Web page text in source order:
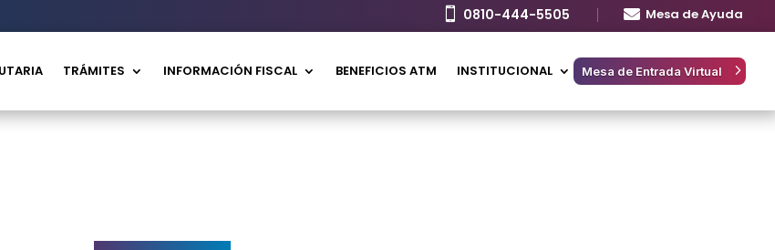
 0810-444-5505  Mesa de Ayuda
TRÁMITES INFORMACIÓN FISCAL BENEFICIOS ATM INSTITUCIONAL Mesa de Entrada Virtual